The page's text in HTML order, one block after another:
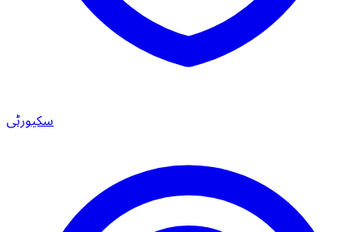
سکیورٹی